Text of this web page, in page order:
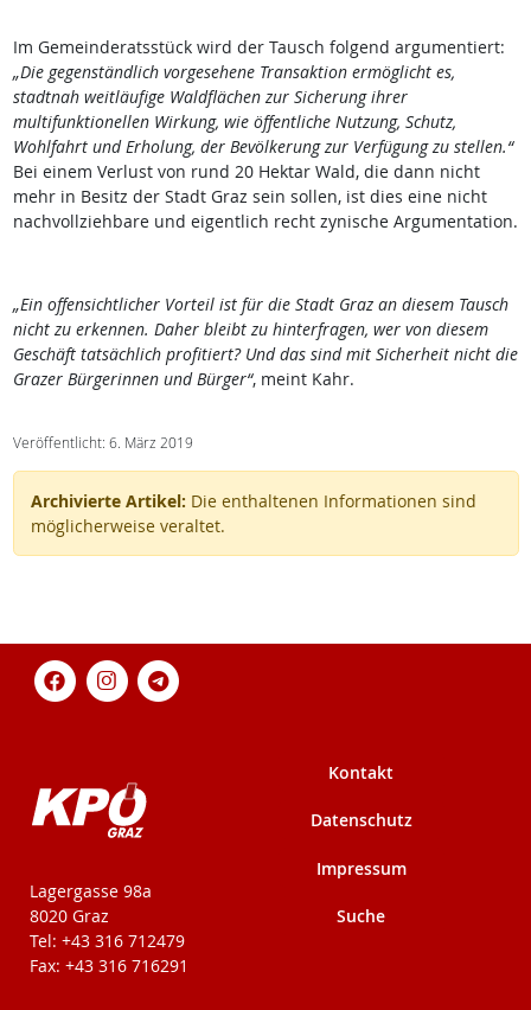
Im Gemeinderatsstück wird der Tausch folgend argumentiert:
„Die gegenständlich vorgesehene Transaktion ermöglicht es,
stadtnah weitläufige Waldflächen zur Sicherung ihrer
multifunktionellen Wirkung, wie öffentliche Nutzung, Schutz,
Wohlfahrt und Erholung, der Bevölkerung zur Verfügung zu stellen.“
Bei einem Verlust von rund 20 Hektar Wald, die dann nicht
mehr in Besitz der Stadt Graz sein sollen, ist dies eine nicht
nachvollziehbare und eigentlich recht zynische Argumentation.
„Ein offensichtlicher Vorteil ist für die Stadt Graz an diesem Tausch
nicht zu erkennen. Daher bleibt zu hinterfragen, wer von diesem
Geschäft tatsächlich profitiert? Und das sind mit Sicherheit nicht die
Grazer Bürgerinnen und Bürger“, meint Kahr.
Veröffentlicht: 6. März 2019
Archivierte Artikel: Die enthaltenen Informationen sind
möglicherweise veraltet.
KPÖ-Steiermark
Lagergasse 98a
8020 Graz
Tel: +43 316 712479
Fax: +43 316 716291
Kontakt
Datenschutz
Impressum
Suche